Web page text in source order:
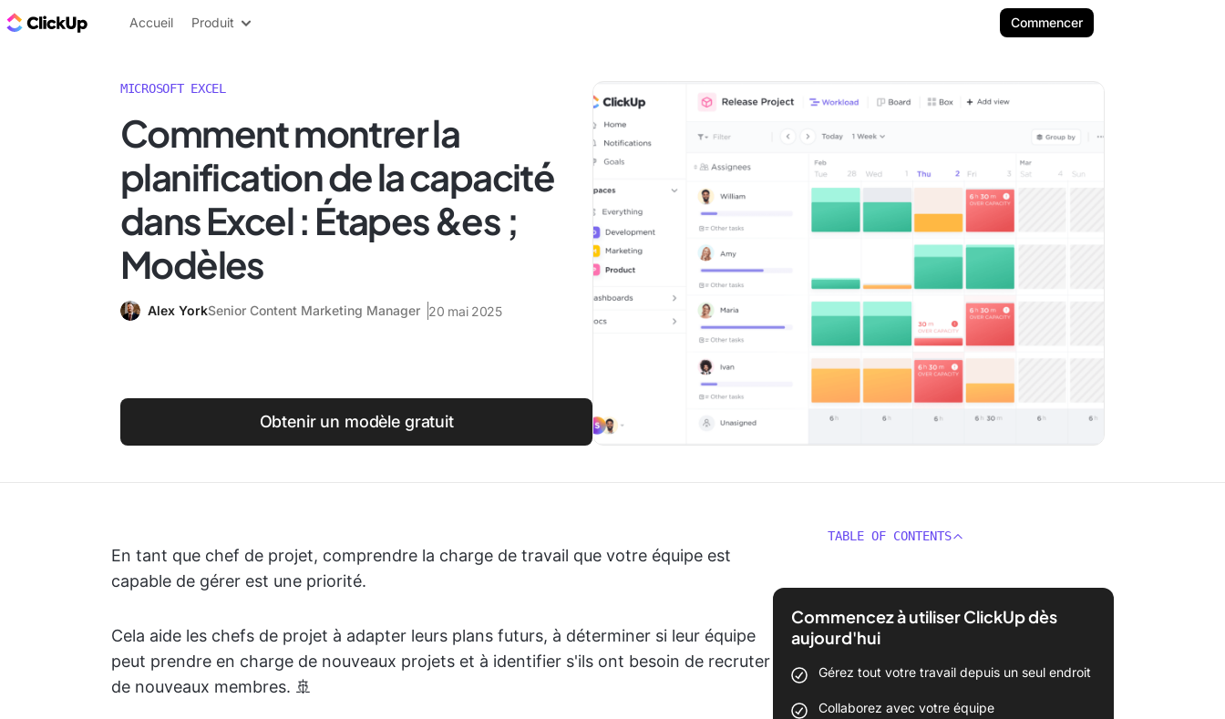
ClickUp Blog
Accueil Produit Commencer
MICROSOFT EXCEL
Comment montrer la
planification de la capacité
dans Excel : Étapes &es ;
Modèles
Alex YorkSenior Content Marketing Manager 20 mai 2025
Obtenir un modèle gratuit
En tant que chef de projet, comprendre la charge de travail que votre équipe est
capable de gérer est une priorité.
Cela aide les chefs de projet à adapter leurs plans futurs, à déterminer si leur équipe
peut prendre en charge de nouveaux projets et à identifier s'ils ont besoin de recruter
de nouveaux membres. 🚢
TABLE OF CONTENTS
Commencez à utiliser ClickUp dès
aujourd'hui
Gérez tout votre travail depuis un seul endroit
Collaborez avec votre équipe